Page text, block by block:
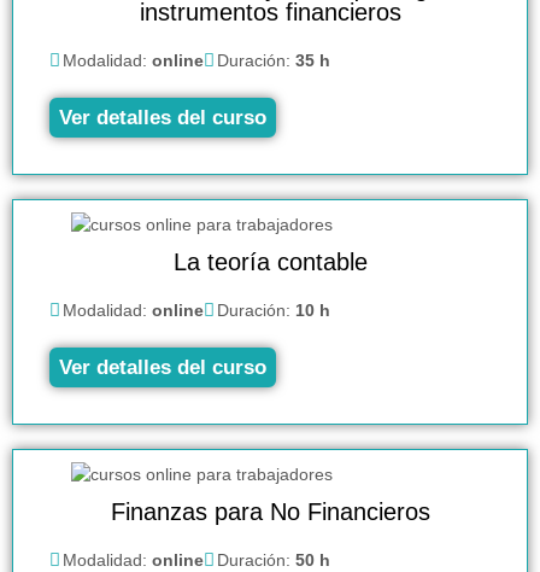
instrumentos financieros
Modalidad: online Duración: 35 h
Ver detalles del curso
La teoría contable
Modalidad: online Duración: 10 h
Ver detalles del curso
Finanzas para No Financieros
Modalidad: online Duración: 50 h